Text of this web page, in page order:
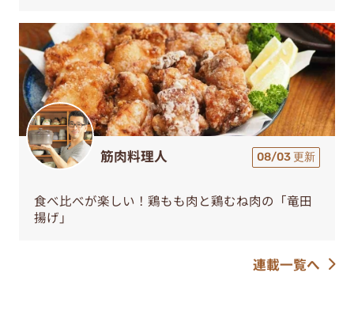
筋肉料理人 08/03 更新
食べ比べが楽しい！鶏もも肉と鶏むね肉の「竜田
揚げ」
連載一覧へ